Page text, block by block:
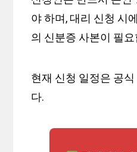
야 하며, 대리 신청 시
의 신분증 사본이 필
현재 신청 일정은 공
다.